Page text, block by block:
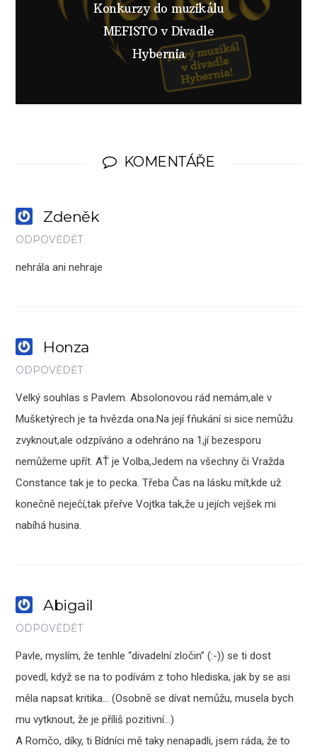
Konkurzy do muzikálu
MEFISTO v Divadle
Hybernia
KOMENTÁŘE
Zdeněk
ODPOVĚDĚT
nehrála ani nehraje
Honza
ODPOVĚDĚT
Velký souhlas s Pavlem. Absolonovou rád nemám,ale v
Mušketýrech je ta hvězda ona.Na její fňukání si sice nemůžu
zvyknout,ale odzpíváno a odehráno na 1,jí bezesporu
nemůžeme upřít. AŤ je Volba,Jedem na všechny či Vražda
Constance tak je to pecka. Třeba Čas na lásku mít,kde už
konečně neječí,tak přeřve Vojtka tak,že u jejích vejšek mi
nabíhá husina.
Abigail
ODPOVĚDĚT
Pavle, myslím, že tenhle “divadelní zločin” (:-)) se ti dost
povedl, když se na to podívám z toho hlediska, jak by se asi
měla napsat kritika… (Osobně se dívat nemůžu, musela bych
mu vytknout, že je příliš pozitivní…)
A Romčo, díky, ti Bídníci mě taky nenapadli, jsem ráda, že to